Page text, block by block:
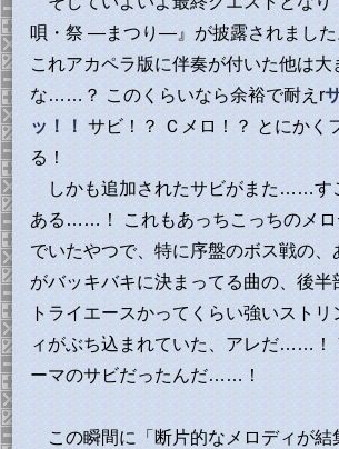
唄・祭 ―まつり―』が披露されまし
これアカペラ版に伴奏が付いた他は大
な……？ このくらいなら余裕で耐えr
ッ！！ サビ！？ Ｃメロ！？ とにかく
る！
しかも追加されたサビがまた……す
ある……！ これもあっちこっちのメロ
でいたやつで、特に序盤のボス戦の、
がバッキバキに決まってる曲の、後半
トライエースかってくらい強いスト
ィがぶち込まれていた、アレだ……！
ーマのサビだったんだ……！
この瞬間に「断片的なメロディが結